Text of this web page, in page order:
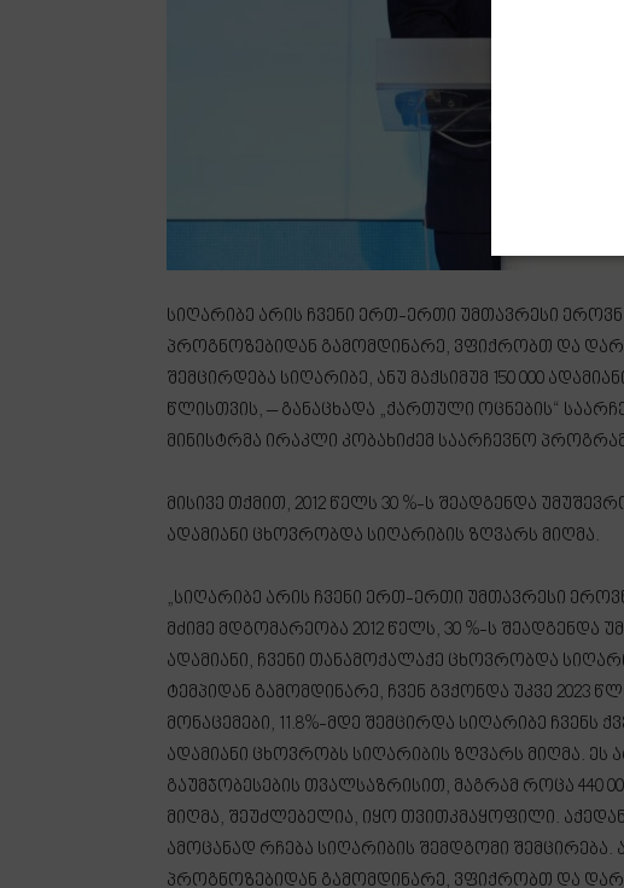
სიღარიბე არის ჩვენი ერთ-ერთი უმთავრესი
პროგნოზებიდან გამომდინარე, ვფიქრობთ და
შემცირდება სიღარიბე, ანუ მაქსიმუმ 150 000
წლისთვის, – განაცხადა „ქართული ოცნების“
მინისტრმა ირაკლი კობახიძემ საარჩევნო
მისივე თქმით, 2012 წელს 30 %-ს შეადგენდა
ადამიანი ცხოვრობდა სიღარიბის ზღვარს მიღმა.
„სიღარიბე არის ჩვენი ერთ-ერთი უმთავრესი
მძიმე მდგომარეობა 2012 წელს, 30 %-ს შეადგენდა
ადამიანი, ჩვენი თანამოქალაქე ცხოვრობდა
ტემპიდან გამომდინარე, ჩვენ გვქონდა უკვე 2023
მონაცემები, 11.8%-მდე შემცირდა სიღარიბე ჩვენს
ადამიანი ცხოვრობს სიღარიბის ზღვარს მიღმა. ეს
გაუმჯობესების თვალსაზრისით, მაგრამ როცა 440
მიღმა, შეუძლებელია, იყო თვითკმაყოფილი.
ამოცანად რჩება სიღარიბის შემდგომი შემცირება.
პროგნოზებიდან გამომდინარე, ვფიქრობთ და